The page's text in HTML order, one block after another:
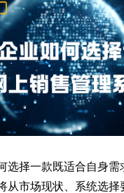
选择一款既适合自身需
从市场现状、系统选